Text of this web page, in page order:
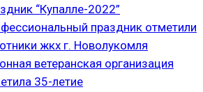
“Купалле-2022”
праздник отметили
жкх г. Новолукомля
ветеранская организация
35-летие